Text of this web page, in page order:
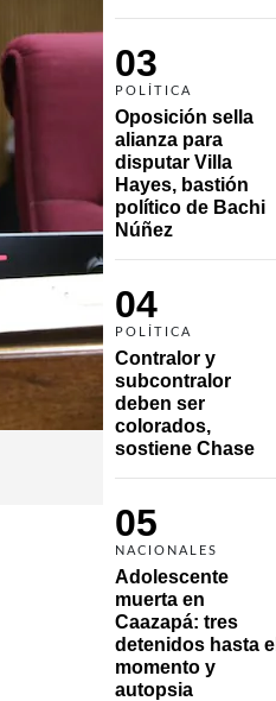
03
POLÍTICA
Oposición sella
alianza para
disputar Villa
Hayes, bastión
político de Bachi
Núñez
04
POLÍTICA
Contralor y
subcontralor
deben ser
colorados,
sostiene Chase
05
NACIONALES
Adolescente
muerta en
Caazapá: tres
detenidos hasta el
momento y
autopsia